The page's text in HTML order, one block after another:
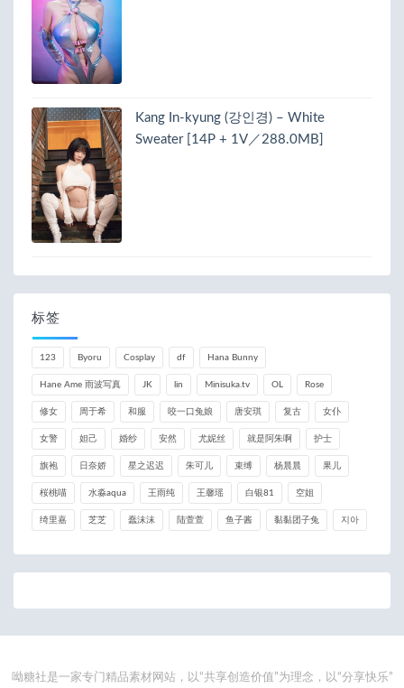
Kang In-kyung (강인경) – White
Sweater [14P + 1V／288.0MB]
标签
123 Byoru Cosplay df Hana Bunny
Hane Ame 雨波写真 JK lin Minisuka.tv OL Rose
修女 周于希 和服 咬一口兔娘 唐安琪 复古 女仆
女警 妲己 婚纱 安然 尤妮丝 就是阿朱啊 护士
旗袍 日奈娇 星之迟迟 朱可儿 束缚 杨晨晨 果儿
桜桃喵 水淼aqua 王雨纯 王馨瑶 白银81 空姐
绮里嘉 芝芝 蠢沫沫 陆萱萱 鱼子酱 黏黏团子兔 지아
呦糖社是一家专门精品素材网站，以“共享创造价值”为理念，以“分享快乐”